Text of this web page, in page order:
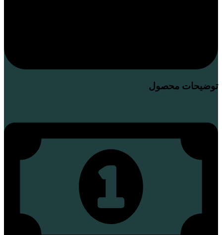
توضیحات محصول